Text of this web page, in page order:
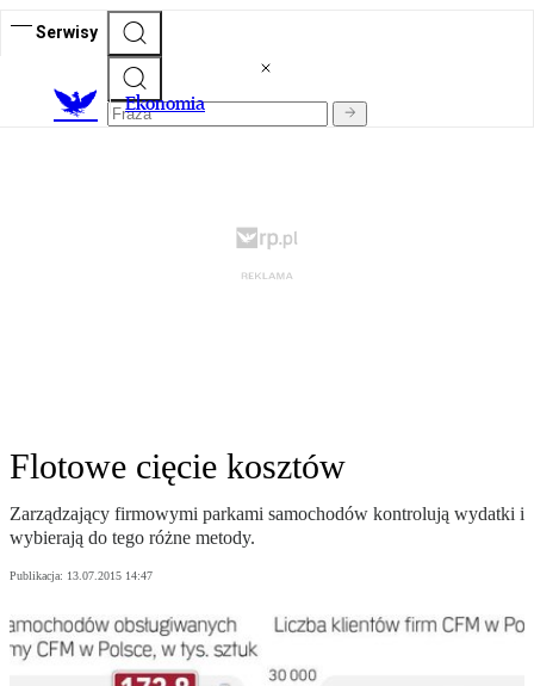
Serwisy
Ekonomia
Flotowe cięcie kosztów
Zarządzający firmowymi parkami samochodów kontrolują wydatki i
wybierają do tego różne metody.
Publikacja: 13.07.2015 14:47